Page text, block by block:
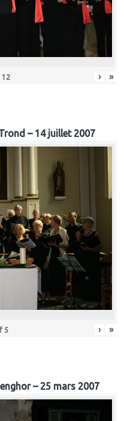
12 › »
– 14 juillet 2007
5 › »
– 25 mars 2007